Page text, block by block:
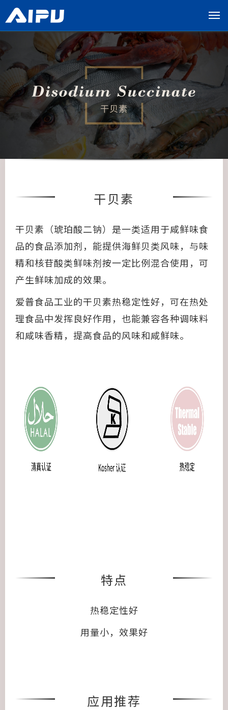
展
览
干贝素
干贝素（琥珀酸二钠）是一类适用于咸鲜味食
品的食品添加剂，能提供海鲜贝类风味，与味
精和核苷酸类鲜味剂按一定比例混合使用，可
产生鲜味加成的效果。
爱普食品工业的干贝素热稳定性好，可在热处
理食品中发挥良好作用，也能兼容各种调味料
和咸味香精，提高食品的风味和咸鲜味。
特点
热稳定性好
用量小，效果好
应用推荐